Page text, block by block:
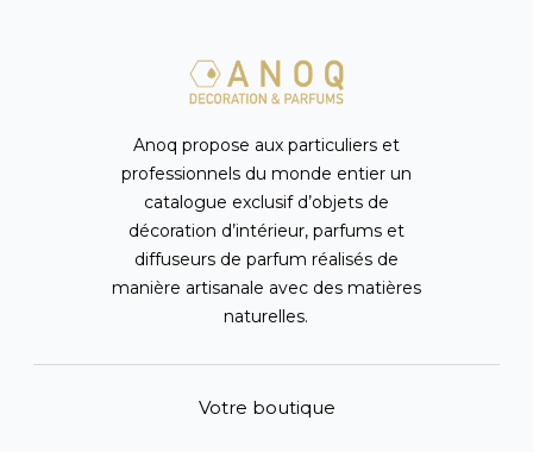
Anoq propose aux particuliers et
professionnels du monde entier un
catalogue exclusif d’objets de
décoration d’intérieur, parfums et
diffuseurs de parfum réalisés de
manière artisanale avec des matières
naturelles.
Votre boutique